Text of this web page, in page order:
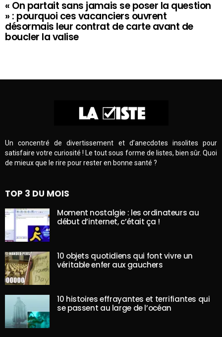
« On partait sans jamais se poser la question
» : pourquoi ces vacanciers ouvrent
désormais leur contrat de carte avant de
boucler la valise
Un concentré de divertissement et d’anecdotes insolites pour
satisfaire votre curiosité ! Le tout sous forme de listes, bien sûr. Quoi
de mieux que le rire pour rester en bonne santé ?
TOP 3 DU MOIS
Moment nostalgie : les ordinateurs au
début d’internet, c’était ça !
10 objets quotidiens qui font vivre un
véritable enfer aux gauchers
10 histoires effrayantes et terrifiantes qui
se passent au large de l’océan